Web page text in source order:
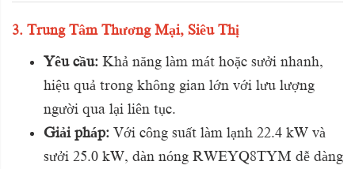
3. Trung Tâm Thương Mại, Siêu Thị
Yêu cầu: Khả năng làm mát hoặc sưởi nhanh,
hiệu quả trong không gian lớn với lưu lượng
người qua lại liên tục.
Giải pháp: Với công suất làm lạnh 22.4 kW và
sưởi 25.0 kW, dàn nóng RWEYQ8TYM dễ dàng